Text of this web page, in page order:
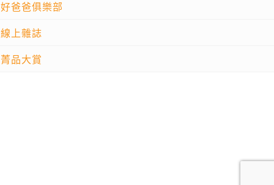
好爸爸俱樂部
線上雜誌
菁品大賞